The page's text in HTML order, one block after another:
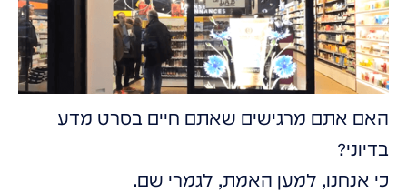
האם אתם מרגישים שאתם חיים בסרט מדע
בדיוני?
כי אנחנו, למען האמת, לגמרי שם.